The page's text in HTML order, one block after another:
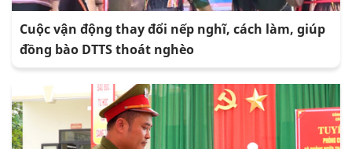
Cuộc vận động thay đổi nếp nghĩ, cách làm, giúp
đồng bào DTTS thoát nghèo